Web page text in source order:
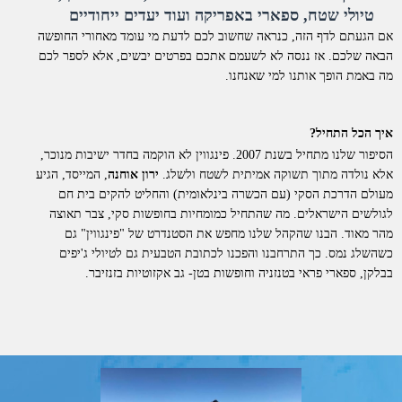
טיולי שטח, ספארי באפריקה ועוד יעדים ייחודיים
אם הגעתם לדף הזה, כנראה שחשוב לכם לדעת מי עומד מאחורי החופשה
הבאה שלכם. אז ננסה לא לשעמם אתכם בפרטים יבשים, אלא לספר לכם
מה באמת הופך אותנו למי שאנחנו.
איך הכל התחיל?
הסיפור שלנו מתחיל בשנת 2007. פינגווין לא הוקמה בחדר ישיבות מנוכר,
אלא נולדה מתוך תשוקה אמיתית לשטח ולשלג. ירון אוחנה , המייסד, הגיע
מעולם הדרכת הסקי (עם הכשרה בינלאומית) והחליט להקים בית חם
לגולשים הישראלים. מה שהתחיל כמומחיות בחופשות סקי, צבר תאוצה
מהר מאוד. הבנו שהקהל שלנו מחפש את הסטנדרט של "פינגווין" גם
כשהשלג נמס. כך התרחבנו והפכנו לכתובת הטבעית גם לטיולי ג'יפים
בבלקן, ספארי פראי בטנזניה וחופשות בטן- גב אקזוטיות בזנזיבר.
רשמית בארגון התעופה הבינלאומיIATA. כל החופשות שאנו מציעים
מוצעות ללקוחות בשיווק ישיר.
מה זה אומר מבחינתכם?